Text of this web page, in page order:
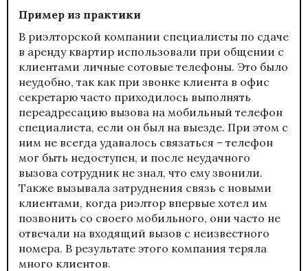
Пример из практики
В риэлторской компании специалисты по сдаче
в аренду квартир использовали при общении с
клиентами личные сотовые телефоны. Это было
неудобно, так как при звонке клиента в офис
секретарю часто приходилось выполнять
переадресацию вызова на мобильный телефон
специалиста, если он был на выезде. При этом с
ним не всегда удавалось связаться – телефон
мог быть недоступен, и после неудачного
вызова сотрудник не знал, что ему звонили.
Также вызывала затруднения связь с новыми
клиентами, когда риэлтор впервые хотел им
позвонить со своего мобильного, они часто не
отвечали на входящий вызов с неизвестного
номера. В результате этого компания теряла
много клиентов.